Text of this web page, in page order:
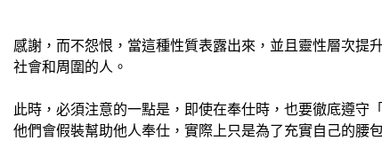
感謝，而不怨恨，當這種性質表露出來，並且靈性層次提
社會和周圍的人。
此時，必須注意的一點是，即使在奉仕時，也要徹底遵守
他們會假裝幫助他人奉仕，實際上只是為了充實自己的腰包